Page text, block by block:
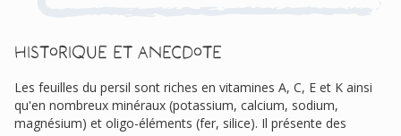
Historique et anecdote
Les feuilles du persil sont riches en vitamines A, C, E et K ainsi
qu'en nombreux minéraux (potassium, calcium, sodium,
magnésium) et oligo-éléments (fer, silice). Il présente des